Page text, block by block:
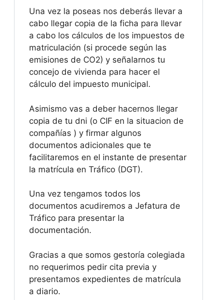
Una vez la poseas nos deberás llevar a
cabo llegar copia de la ficha para llevar
a cabo los cálculos de los impuestos de
matriculación (si procede según las
emisiones de CO2) y señalarnos tu
concejo de vivienda para hacer el
cálculo del impuesto municipal.
Asimismo vas a deber hacernos llegar
copia de tu dni (o CIF en la situacion de
compañías ) y firmar algunos
documentos adicionales que te
facilitaremos en el instante de presentar
la matrícula en Tráfico (DGT).
Una vez tengamos todos los
documentos acudiremos a Jefatura de
Tráfico para presentar la
documentación.
Gracias a que somos gestoría colegiada
no requerimos pedir cita previa y
presentamos expedientes de matrícula
a diario.